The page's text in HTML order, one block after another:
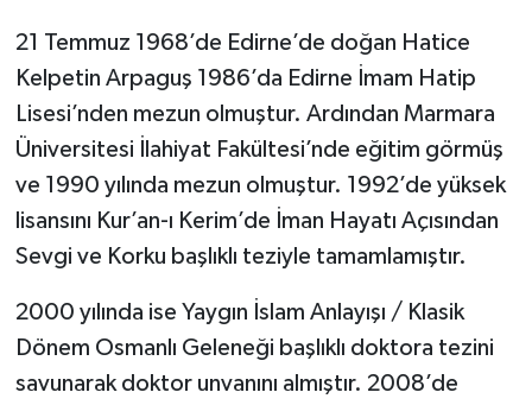
21 Temmuz 1968’de Edirne’de doğan Hatice
Kelpetin Arpaguş 1986’da Edirne İmam Hatip
Lisesi’nden mezun olmuştur. Ardından Marmara
Üniversitesi İlahiyat Fakültesi’nde eğitim görmüş
ve 1990 yılında mezun olmuştur. 1992’de yüksek
lisansını Kur’an-ı Kerim’de İman Hayatı Açısından
Sevgi ve Korku başlıklı teziyle tamamlamıştır.
2000 yılında ise Yaygın İslam Anlayışı / Klasik
Dönem Osmanlı Geleneği başlıklı doktora tezini
savunarak doktor unvanını almıştır. 2008’de